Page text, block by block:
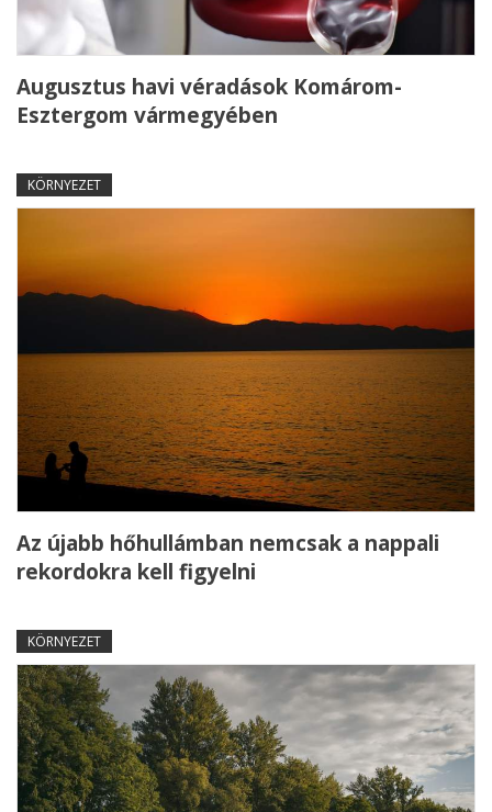
Augusztus havi véradások Komárom-
Esztergom vármegyében
KÖRNYEZET
Az újabb hőhullámban nemcsak a nappali
rekordokra kell figyelni
KÖRNYEZET